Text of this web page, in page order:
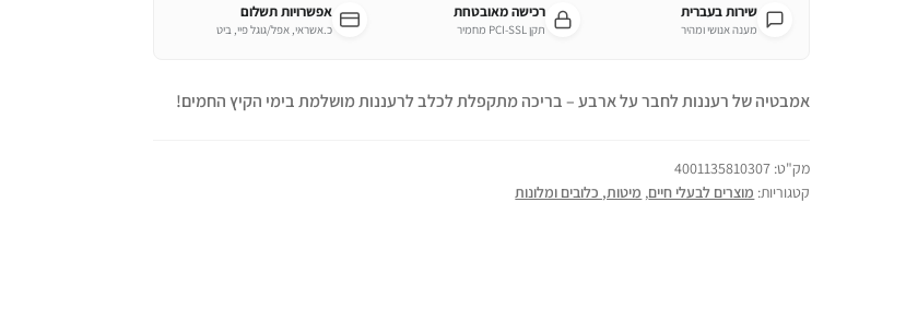
שירות בעברית
מענה אנושי ומהיר
רכישה מאובטחת
תקן PCI-SSL מחמיר
אפשרויות תשלום
כ.אשראי, אפל/גוגל פיי, ביט
אמבטיה של רעננות לחבר על ארבע – בריכה מתקפלת לכלב לרעננות מושלמת בימי הקיץ החמים!
מק"ט: 4001135810307
קטגוריות: מוצרים לבעלי חיים, מיטות, כלובים ומלונות